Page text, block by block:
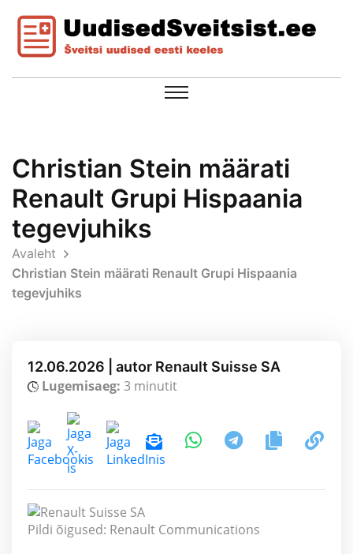
Christian Stein määrati
Renault Grupi Hispaania
tegevjuhiks
Avaleht
Christian Stein määrati Renault Grupi Hispaania
tegevjuhiks
12.06.2026 | autor Renault Suisse SA
Lugemisaeg: 3 minutit
Pildi õigused: Renault Communications